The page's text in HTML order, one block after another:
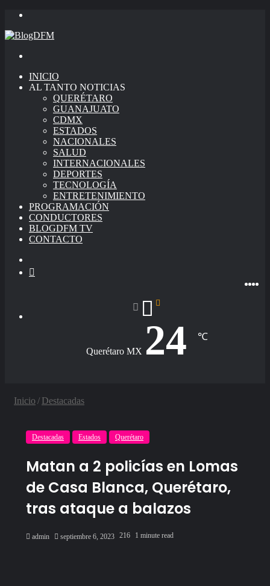
INICIO
AL TANTO NOTICIAS
QUERÉTARO
GUANAJUATO
CDMX
ESTADOS
NACIONALES
SALUD
INTERNACIONALES
DEPORTES
TECNOLOGÍA
ENTRETENIMIENTO
PROGRAMACIÓN
CONDUCTORES
BLOGDFM TV
CONTACTO
for
Querétaro MX 24 ℃
Inicio / Destacadas
Destacadas Estados Querétaro
Matan a 2 policías en Lomas
de Casa Blanca, Querétaro,
tras ataque a balazos
adminSendseptiembre 6, 2023 216 1 minute read